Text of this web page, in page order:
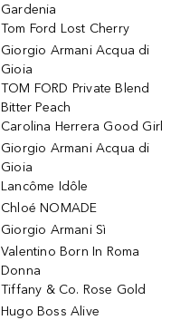
Gardenia
Tom Ford Lost Cherry
Giorgio Armani Acqua di
Gioia
TOM FORD Private Blend
Bitter Peach
Carolina Herrera Good Girl
Giorgio Armani Acqua di
Gioia
Lancôme Idôle
Chloé NOMADE
Giorgio Armani Sì
Valentino Born In Roma
Donna
Tiffany & Co. Rose Gold
Hugo Boss Alive